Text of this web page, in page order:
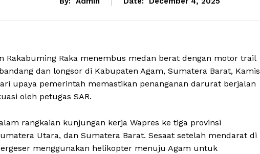
Rakabuming Raka menembus medan berat dengan motor trail
dan longsor di Kabupaten Agam, Sumatera Barat, Kamis
upaya pemerintah memastikan penanganan darurat berjalan
oleh petugas SAR.
rangkaian kunjungan kerja Wapres ke tiga provinsi
Utara, dan Sumatera Barat. Sesaat setelah mendarat di
menggunakan helikopter menuju Agam untuk